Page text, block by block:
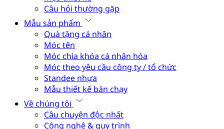
Câu hỏi thường gặp
Mẫu sản phẩm
Quà tặng cá nhân
Móc tên
Móc chìa khóa cá nhân hóa
Móc theo yêu cầu công ty / tổ chức
Standee nhựa
Mẫu thiết kế bán chạy
Về chúng tôi
Câu chuyện độc nhất
Công nghệ & quy trình